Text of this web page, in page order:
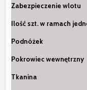
Zabezpieczenie wlotu
Ilość szt. w ramach
Podnóżek
Pokrowiec wewnętrzny
Tkanina